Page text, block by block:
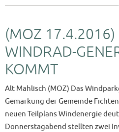
(MOZ 17.4.2016)
WINDRAD-
KOMMT
Alt Mahlisch (MOZ) Das
Gemarkung der Gemeinde
neuen Teilplans Windenergie
Donnerstagabend stellten zwei